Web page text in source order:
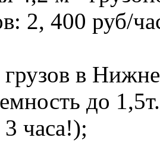
2, 400 руб/
грузов в
до
часа!);